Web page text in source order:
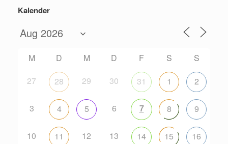
Kalender
M D M D F S
S
27
28 29 30 31 1 2
3 4 5 6 7 8 9
10 11 12 13 14 15 16